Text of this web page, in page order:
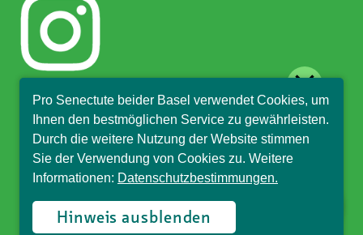
© Pro Senectute beider Basel, 2018
Pro Senectute beider Basel verwendet Cookies, um
Ihnen den bestmöglichen Service zu gewährleisten.
Durch die weitere Nutzung der Website stimmen
Sie der Verwendung von Cookies zu. Weitere
Informationen: Datenschutzbestimmungen.
Hinweis ausblenden
Hallo, ich bin Sophia und
beantworte gerne Ihre
Fragen.
close